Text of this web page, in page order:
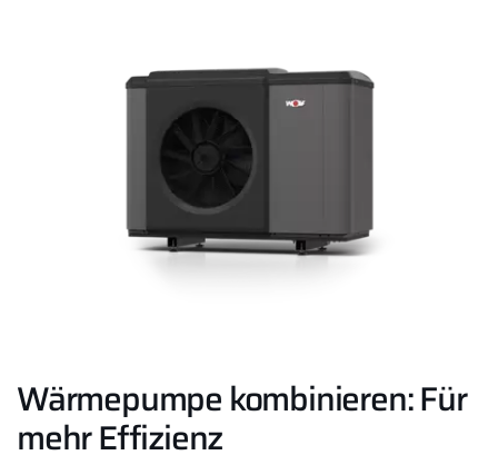
Wärmepumpe kombinieren: Für
mehr Effizienz
Service kontaktieren